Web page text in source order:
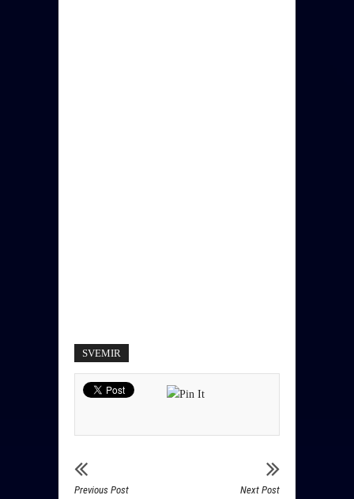
SVEMIR
Previous Post Next Post